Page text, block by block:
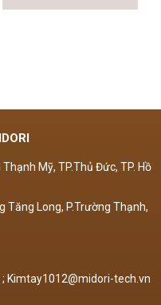
Mỹ, TP.Thủ Đức, TP. Hồ
Tăng Long, P.Trường Thạnh,
Kimtay1012@midori-tech.vn